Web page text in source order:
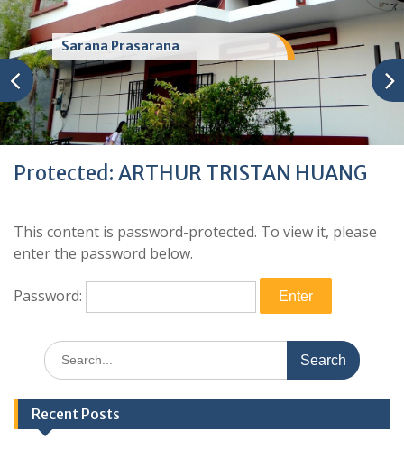
Sarana Prasarana
Protected: ARTHUR TRISTAN HUANG
This content is password-protected. To view it, please
enter the password below.
Password:
Search
for:
Recent Posts